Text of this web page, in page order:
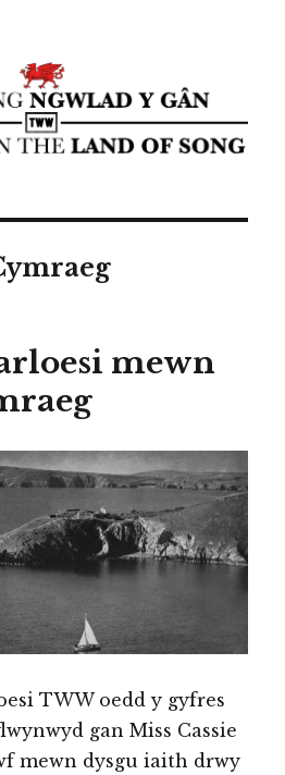
y gân ⁄
land of song ⁄
mewn
TWW oedd y gyfres
gan Miss Cassie
mewn dysgu iaith drwy